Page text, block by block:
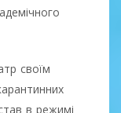
своїм
в режимі